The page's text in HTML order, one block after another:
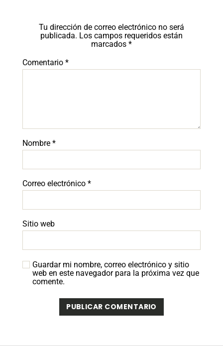
Tu dirección de correo electrónico no será
publicada. Los campos requeridos están
marcados *
Comentario *
Nombre *
Correo electrónico *
Sitio web
Guardar mi nombre, correo electrónico y sitio
web en este navegador para la próxima vez que
comente.